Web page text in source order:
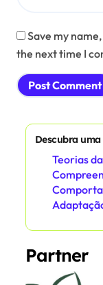
Save my
the next time I
Descubra
Teorias
Partner